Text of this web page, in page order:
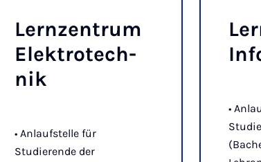
Lern­zen­trum
Elek­tro­tech­
nik
• Anlaufstelle für
Studierende der
•